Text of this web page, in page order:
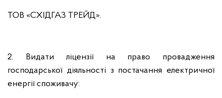
ТОВ «СХІДГАЗ ТРЕЙД».
2. Видати ліцензії на право провадження
господарської діяльності з постачання електричної
енергії споживачу: